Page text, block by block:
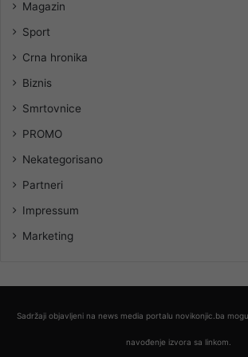
Magazin
Sport
Crna hronika
Biznis
Smrtovnice
PROMO
Nekategorisano
Partneri
Impressum
Marketing
Sadržaji objavljeni na news media portalu novikonjic.ba
navođenje izvora sa linkom.